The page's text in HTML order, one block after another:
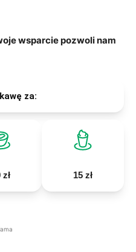
wsparcie pozwoli nam
za:
zł 15 zł